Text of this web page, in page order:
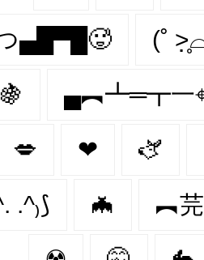
▄█▀█🥵 (˚
🍇 ▄︻┻═┳一
💋 ❤︎ 🫏
.^₎⟆ 🦇 ︻